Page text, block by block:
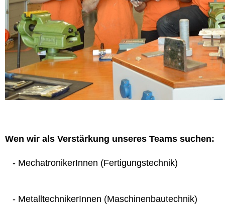
Wen wir als Verstärkung unseres Teams suchen:
- MechatronikerInnen (Fertigungstechnik)
- MetalltechnikerInnen (Maschinenbautechnik)